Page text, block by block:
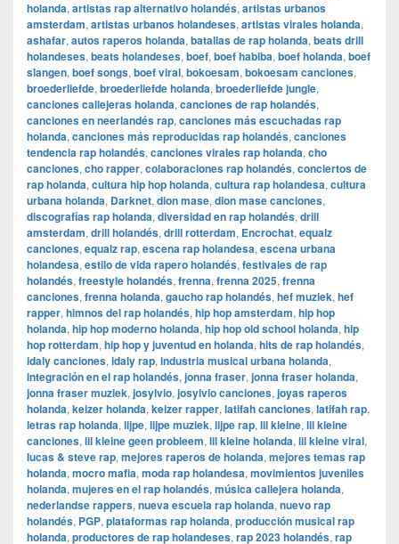
holanda, artistas rap alternativo holandés, artistas urbanos
amsterdam, artistas urbanos holandeses, artistas virales holanda,
ashafar, autos raperos holanda, batallas de rap holanda, beats drill
holandeses, beats holandeses, boef, boef habiba, boef holanda, boef
slangen, boef songs, boef viral, bokoesam, bokoesam canciones,
broederliefde, broederliefde holanda, broederliefde jungle,
canciones callejeras holanda, canciones de rap holandés,
canciones en neerlandés rap, canciones más escuchadas rap
holanda, canciones más reproducidas rap holandés, canciones
tendencia rap holandés, canciones virales rap holanda, cho
canciones, cho rapper, colaboraciones rap holandés, conciertos de
rap holanda, cultura hip hop holanda, cultura rap holandesa, cultura
urbana holanda, Darknet, dion mase, dion mase canciones,
discografías rap holanda, diversidad en rap holandés, drill
amsterdam, drill holandés, drill rotterdam, Encrochat, equalz
canciones, equalz rap, escena rap holandesa, escena urbana
holandesa, estilo de vida rapero holandés, festivales de rap
holandés, freestyle holandés, frenna, frenna 2025, frenna
canciones, frenna holanda, gaucho rap holandés, hef muziek, hef
rapper, himnos del rap holandés, hip hop amsterdam, hip hop
holanda, hip hop moderno holanda, hip hop old school holanda, hip
hop rotterdam, hip hop y juventud en holanda, hits de rap holandés,
idaly canciones, idaly rap, industria musical urbana holanda,
integración en el rap holandés, jonna fraser, jonna fraser holanda,
jonna fraser muziek, josylvio, josylvio canciones, joyas raperos
holanda, keizer holanda, keizer rapper, latifah canciones, latifah rap,
letras rap holanda, lijpe, lijpe muziek, lijpe rap, lil kleine, lil kleine
canciones, lil kleine geen probleem, lil kleine holanda, lil kleine viral,
lucas & steve rap, mejores raperos de holanda, mejores temas rap
holanda, mocro mafia, moda rap holandesa, movimientos juveniles
holanda, mujeres en el rap holandés, música callejera holanda,
nederlandse rappers, nueva escuela rap holanda, nuevo rap
holandés, PGP, plataformas rap holanda, producción musical rap
holanda, productores de rap holandeses, rap 2023 holandés, rap